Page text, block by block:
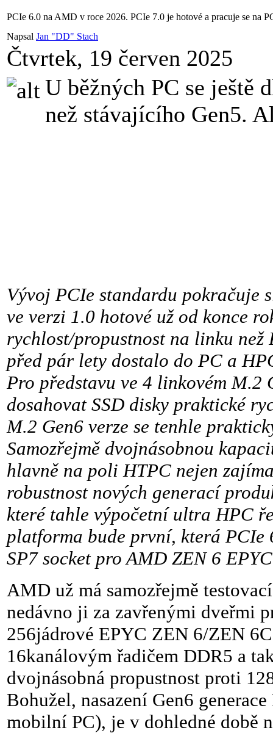
PCIe 6.0 na AMD v roce 2026. PCIe 7.0 je hotové a pracuje se na
Napsal Jan "DD" Stach
Čtvrtek, 19 červen 2025
U běžných PC se ještě
než stávajícího Gen5.
Vývoj PCIe standardu pokračuje
ve verzi 1.0 hotové už od konce
rychlost/propustnost na linku než
před pár lety dostalo do PC a
Pro představu ve 4 linkovém M.2
dosahovat SSD disky praktické
M.2 Gen6 verze se tenhle
Samozřejmě dvojnásobnou
hlavně na poli HTPC nejen
robustnost nových generací
které tahle výpočetní ultra HPC
platforma bude první, která
SP7 socket pro AMD ZEN 6
AMD už má samozřejmě
nedávno ji za zavřenými dveřmi
256jádrové EPYC ZEN 6/ZEN
16kanálovým řadičem DDR5 a
dvojnásobná propustnost proti
Bohužel, nasazení Gen6
mobilní PC), je v dohledné době